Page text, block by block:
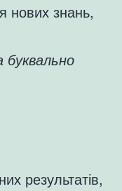
нових знань,
результатів,